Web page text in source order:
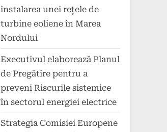
instalarea unei rețele de
turbine eoliene în Marea
Nordului
Executivul elaborează Planul
de Pregătire pentru a
preveni Riscurile sistemice
în sectorul energiei electrice
Strategia Comisiei Europene